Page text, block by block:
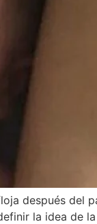
después del
la idea de